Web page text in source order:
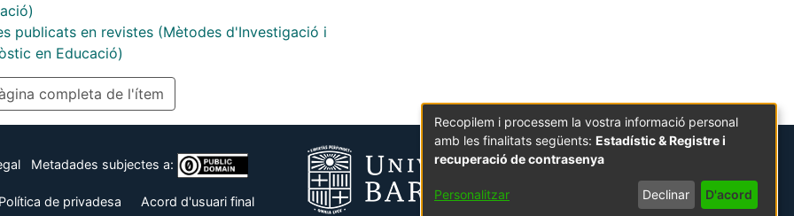
académicos.
publicats en revistes (Mètodes d'Investigació i
en Educació)
completa de l'ítem
Metadades subjectes a:
de privadesa Acord d'usuari final
Recopilem i processem la vostra informació personal
amb les finalitats següents: Estadístic & Registre i
recuperació de contrasenya
Personalitzar Declinar D'acord